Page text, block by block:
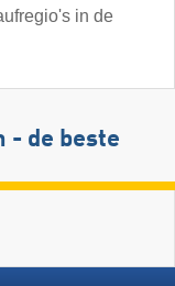
in de
- de beste